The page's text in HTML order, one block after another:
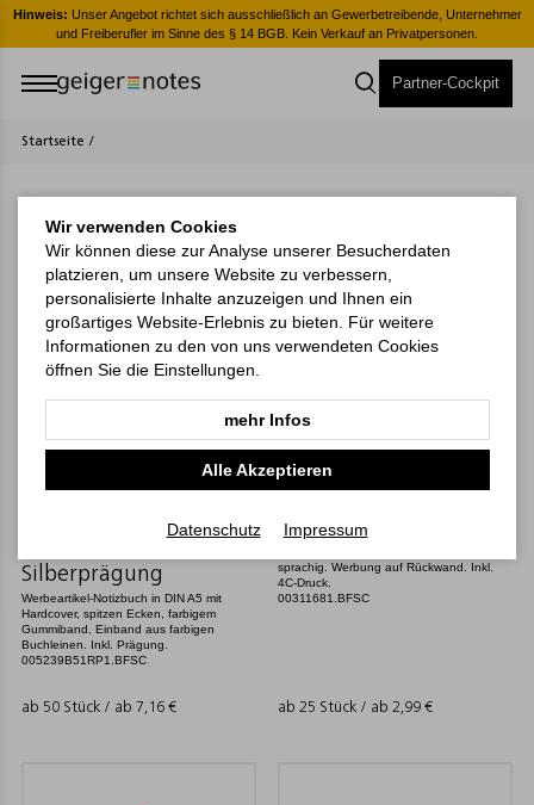
Hinweis: Unser Angebot richtet sich ausschließlich an Gewerbetreibende, Unternehmer
und Freiberufler im Sinne des § 14 BGB. Kein Verkauf an Privatpersonen.
Partner-Cockpit
Startseite /
White, navyblau inkl.
Silberprägung
Werbeartikel-Notizbuch in DIN A5 mit
Hardcover, spitzen Ecken, farbigem
Gummiband, Einband aus farbigen
Buchleinen. Inkl. Prägung.
005239B51RP1.BFSC
ab 50 Stück / ab 7,16 €
Quadro Light 4
Mehrblock-4-Monatskalender als
sprachig. Werbung auf Rückwand. Inkl.
4C-Druck.
00311681.BFSC
ab 25 Stück / ab 2,99 €
Wir verwenden Cookies
Wir können diese zur Analyse unserer Besucherdaten
platzieren, um unsere Website zu verbessern,
personalisierte Inhalte anzuzeigen und Ihnen ein
großartiges Website-Erlebnis zu bieten. Für weitere
Informationen zu den von uns verwendeten Cookies
öffnen Sie die Einstellungen.
mehr Infos
Alle Akzeptieren
Datenschutz Impressum